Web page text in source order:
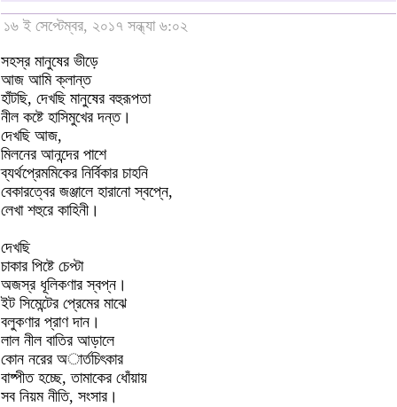
১৬ ই সেপ্টেম্বর, ২০১৭ সন্ধ্যা ৬:০২
সহস্র মানুষের ভীড়ে
আজ আমি ক্লান্ত
হাঁটছি, দেখছি মানুষের বহুরূপতা
নীল কষ্টে হাসিমুখের দন্ত।
দেখছি আজ,
মিলনের আনন্দের পাশে
ব্যর্থপ্রেমমিকের নির্বিকার চাহনি
বেকারত্বের জঞ্জালে হারানো স্বপ্নে,
লেখা শহুরে কাহিনী।
দেখছি
চাকার পিষ্টে চেপ্টা
অজস্র ধূলিকণার স্বপ্ন।
ইট সিমেন্টের প্রেমের মাঝে
বলুকণার প্রাণ দান।
লাল নীল বাতির আড়ালে
কোন নরের অার্তচিৎকার
বাষ্পীত হচ্ছে, তামাকের ধোঁয়ায়
সব নিয়ম নীতি, সংসার।